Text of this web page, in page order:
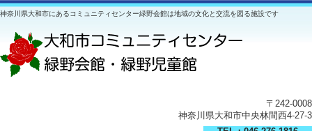
神奈川県大和市にあるコミュニティセンター緑野会館は地域の文化と交流を図る施設です
〒242-0008
神奈川県大和市中央林間西4-27-3